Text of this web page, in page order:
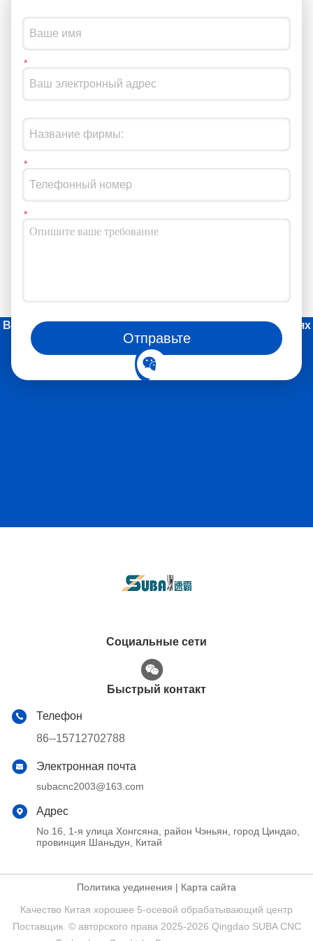
Отправьте
Вы также можете следить за нами в социальных сетях
Социальные сети
Быстрый контакт
Телефон
86--15712702788
Электронная почта
subacnc2003@163.com
Адрес
No 16, 1-я улица Хонгсяна, район Чэньян, город Циндао,
провинция Шаньдун, Китай
Политика уединения | Карта сайта
Качество Китая хорошее 5-осевой обрабатывающий центр
Поставщик. © авторского права 2025-2026 Qingdao SUBA CNC